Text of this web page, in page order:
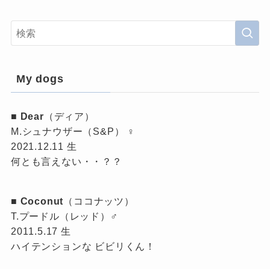
My dogs
■ Dear （ディア）
M.シュナウザー（S&P） ♀
2021.12.11 生
何とも言えない・・？？
■ Coconut （ココナッツ）
T.プードル（レッド）♂
2011.5.17 生
ハイテンションな ビビリくん！